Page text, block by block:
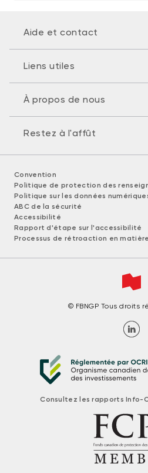
Aide et contact
Liens utiles
À propos de nous
Restez à l'affût
Convention
Politique de protection des
Politique sur les données
ABC de la sécurité
Accessibilité
Rapport d'étape sur l'accessibilité
Processus de rétroaction en
© FBNGP Tous droits
Consultez les rapports Info-